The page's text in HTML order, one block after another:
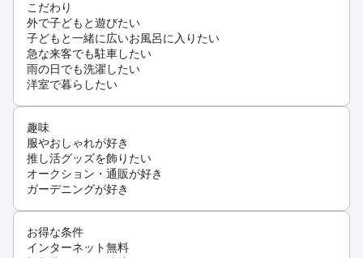
こだわり
外で子どもと遊びたい
子どもと一緒に広いお風呂に入りたい
急な来客でも駐車したい
雨の日でも洗濯したい
洋室で暮らしたい
趣味
服やおしゃれが好き
推し活グッズを飾りたい
オークション・通販が好き
ガーデニングが好き
お得な条件
インターネット無料